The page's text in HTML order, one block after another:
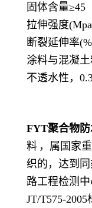
固体含量≥45
拉伸强度
断裂延伸率
涂料与混凝
不透水性，
FYT聚合物
料 ，属国家
织的，达到
路工程检测
JT/T575-